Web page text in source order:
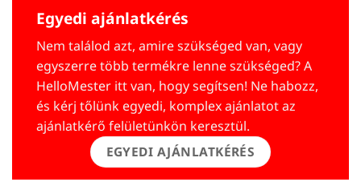
Egyedi ajánlatkérés
Nem találod azt, amire szükséged van, vagy
egyszerre több termékre lenne szükséged? A
HelloMester itt van, hogy segítsen! Ne habozz,
és kérj tőlünk egyedi, komplex ajánlatot az
ajánlatkérő felületünkön keresztül.
EGYEDI AJÁNLATKÉRÉS